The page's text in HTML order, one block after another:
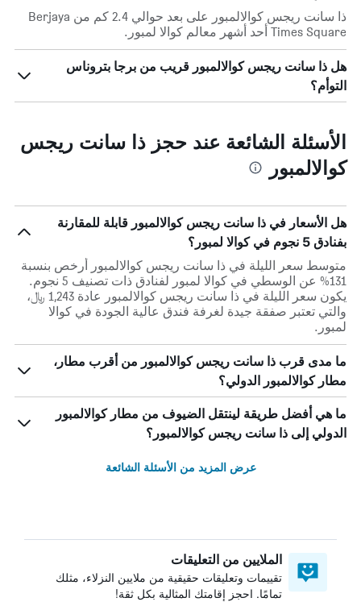
ذا سانت ريجس كوالالمبور على بعد حوالي 2.4 كم من Berjaya
Times Square أحد أشهر معالم كوالا لمبور.
هل ذا سانت ريجس كوالالمبور قريب من برجا بتروناس
التوأم؟
الأسئلة الشائعة عند حجز ذا سانت ريجس
كوالالمبور
هل الأسعار في ذا سانت ريجس كوالالمبور قابلة للمقارنة
بفنادق 5 نجوم في كوالا لمبور؟
متوسط سعر الليلة في ذا سانت ريجس كوالالمبور أرخص بنسبة
131% عن الوسطي في كوالا لمبور لفنادق ذات تصنيف 5 نجوم.
يكون سعر الليلة في ذا سانت ريجس كوالالمبور عادة 1,243 ﷼،
والتي تعتبر صفقة جيدة لغرفة فندق عالية الجودة في كوالا
لمبور.
ما مدى قرب ذا سانت ريجس كوالالمبور من أقرب مطار،
مطار كوالالمبور الدولي؟
ما هي أفضل طريقة لينتقل الضيوف من مطار كوالالمبور
الدولي إلى ذا سانت ريجس كوالالمبور؟
عرض المزيد من الأسئلة الشائعة
الملايين من التعليقات
تقييمات وتعليقات حقيقية من ملايين النزلاء، مثلك
تمامًا. احجز إقامتك المثالية بكل ثقة!